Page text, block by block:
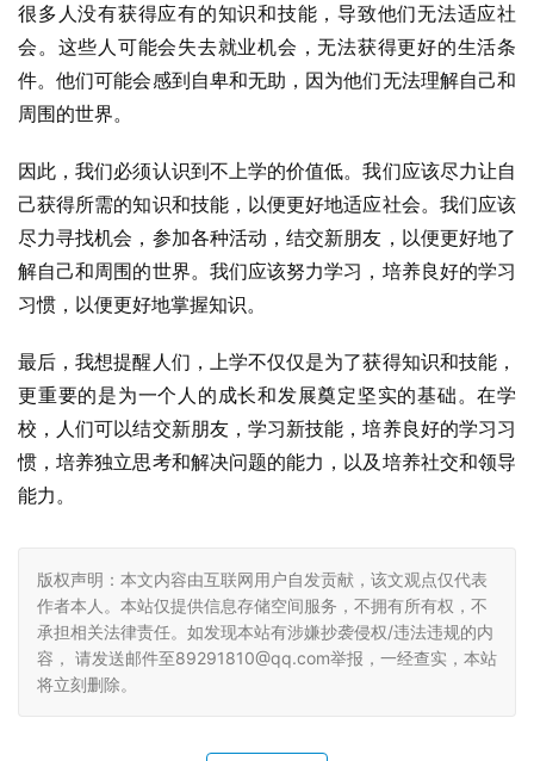
很多人没有获得应有的知识和技能，导致他们无法适应社
会。这些人可能会失去就业机会，无法获得更好的生活条
件。他们可能会感到自卑和无助，因为他们无法理解自己和
周围的世界。
因此，我们必须认识到不上学的价值低。我们应该尽力让自
己获得所需的知识和技能，以便更好地适应社会。我们应该
尽力寻找机会，参加各种活动，结交新朋友，以便更好地了
解自己和周围的世界。我们应该努力学习，培养良好的学习
习惯，以便更好地掌握知识。
最后，我想提醒人们，上学不仅仅是为了获得知识和技能，
更重要的是为一个人的成长和发展奠定坚实的基础。在学
校，人们可以结交新朋友，学习新技能，培养良好的学习习
惯，培养独立思考和解决问题的能力，以及培养社交和领导
能力。
版权声明：本文内容由互联网用户自发贡献，该文观点仅代表
作者本人。本站仅提供信息存储空间服务，不拥有所有权，不
承担相关法律责任。如发现本站有涉嫌抄袭侵权/违法违规的内
容， 请发送邮件至89291810@qq.com举报，一经查实，本站
将立刻删除。